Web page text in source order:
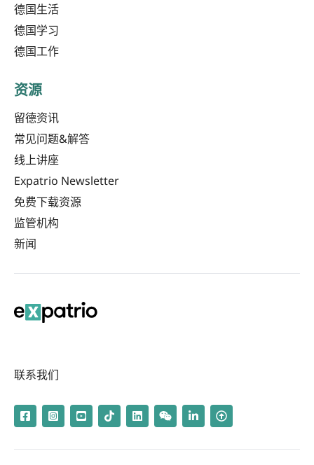
德国生活
德国学习
德国工作
资源
留德资讯
常见问题&解答
线上讲座
Expatrio Newsletter
免费下载资源
监管机构
新闻
联系我们